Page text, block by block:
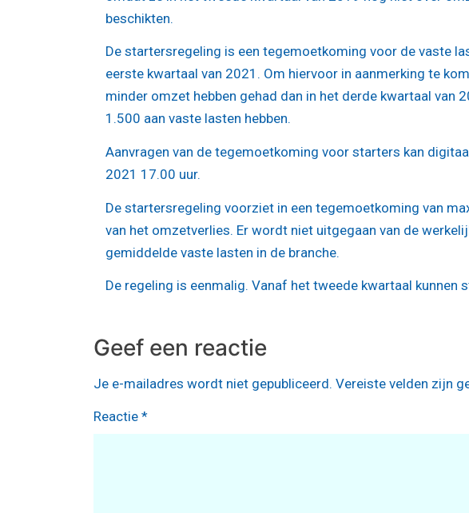
beschikten.
De startersregeling is een tegemoetkoming voor de vaste
eerste kwartaal van 2021. Om hiervoor in aanmerking te
minder omzet hebben gehad dan in het derde kwartaal van
1.500 aan vaste lasten hebben.
Aanvragen van de tegemoetkoming voor starters kan
2021 17.00 uur.
De startersregeling voorziet in een tegemoetkoming van
van het omzetverlies. Er wordt niet uitgegaan van de
gemiddelde vaste lasten in de branche.
De regeling is eenmalig. Vanaf het tweede kwartaal kunnen
Geef een reactie
Je e-mailadres wordt niet gepubliceerd. Vereiste velden zijn
Reactie *